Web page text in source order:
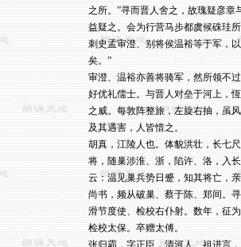
之所。”寻而晋人舍之，故瑰疑彦
益疑之。会为行营马步都虞候硃珪
刺史孟审澄、别将侯温裕等于军，
矣。”
审澄、温裕亦善将骑军，然所领不
好优礼儒士。与晋人对垒于河上，
之威。每敦阵整旅，左旋右抽，虽
及其遇害，人皆惜之。
胡真，江陵人也。体貌洪壮，长七
将，随巢涉淮、浙，陷许、洛，入
云：温见巢兵势日蹙，知其将亡，
尚书，频从破巢、蔡于陈、郑间。
滑节度使、检校右仆射。数年，征
检校太保。卒赠太傅。
张归霸，字正臣，清河人。祖进言